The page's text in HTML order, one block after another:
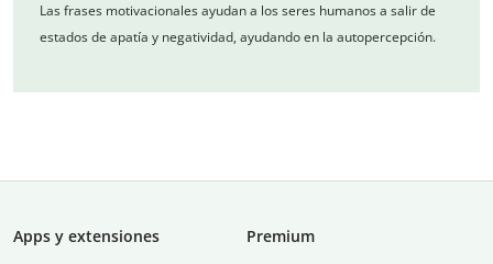
Las frases motivacionales ayudan a los seres humanos a salir de
estados de apatía y negatividad, ayudando en la autopercepción.
Apps y extensiones
Premium